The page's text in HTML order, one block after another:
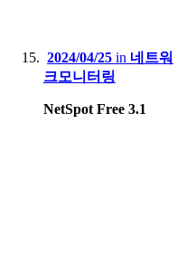
2024/04/25 in 네트워
크모니터링
NetSpot Free 3.1